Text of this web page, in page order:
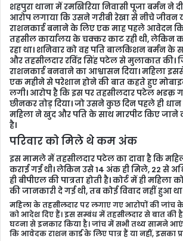
शहपुरा थाना में रमखिरिया निवासी पूजा बर्मन ने
आरोप लगाया कि उसने गरीबी रेखा से नीचे
राशनकार्ड बनाने के लिए एक माह पहले आवेदन
तहसील कार्यालय के चक्कर काट रही थी, लेकिन
रहा था। शनिवार को वह पति बालकिशन बर्मन के
और तहसीलदार रविंद्र सिंह पटेल से मुलाकात की।
राशनकार्ड बनवाने का आश्वासन दिया। महिला
एक महीने से परेशान होने की बात कहते हुए
लगी। आरोप है कि इस पर तहसीलदार पटेल भडक़
छीनकर तोड़ दिया। जो उसने कुछ दिन पहले ही धान
महिला ने खुद और पति के साथ मारपीट किए जाने
है।
परिवार को मिले थे कम अंक
इस मामले में तहसीलदार पटेल का दावा है कि
कराई गई थी। लेकिन उसे 14 अंक ही मिले, 22 से
ही बीपीएल की पात्रता होती है। कोर्ट में ही महिला
की जानकारी दे गई थी, तब कोई विवाद नहीं हुआ
महिला के तहसीलदार पर लगाए गए आरोपों की जांच
को आदेश दिए हैं। इस सम्बंध में तहसीलदार से बात की है,
घटना से इनकार किया है। जांच में सभी तथ्य सामने
कि आवेदक राशन कार्ड के लिए पात्र हैं या नहीं, इसका